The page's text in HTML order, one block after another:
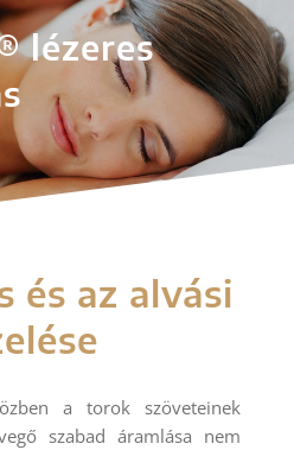
lézeres
és az alvási
a torok szöveteinek
szabad áramlása nem